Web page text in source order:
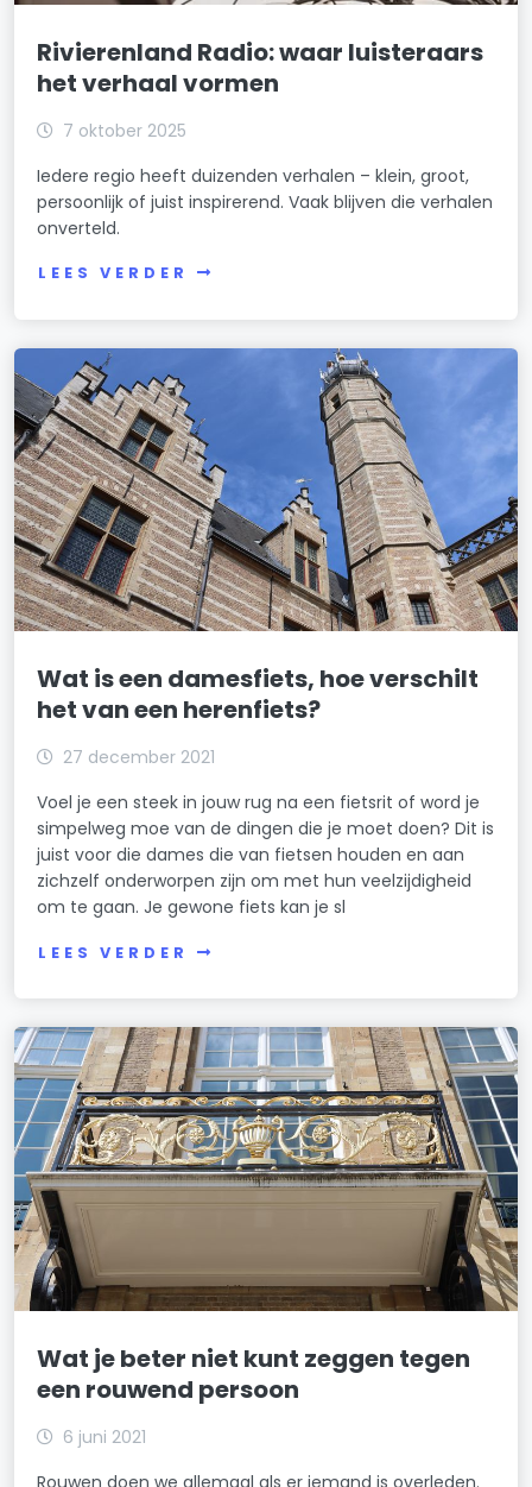
Rivierenland Radio: waar luisteraars
het verhaal vormen
7 oktober 2025
Iedere regio heeft duizenden verhalen – klein, groot,
persoonlijk of juist inspirerend. Vaak blijven die verhalen
onverteld.
LEES VERDER
Wat is een damesfiets, hoe verschilt
het van een herenfiets?
27 december 2021
Voel je een steek in jouw rug na een fietsrit of word je
simpelweg moe van de dingen die je moet doen? Dit is
juist voor die dames die van fietsen houden en aan
zichzelf onderworpen zijn om met hun veelzijdigheid
om te gaan. Je gewone fiets kan je sl
LEES VERDER
Wat je beter niet kunt zeggen tegen
een rouwend persoon
6 juni 2021